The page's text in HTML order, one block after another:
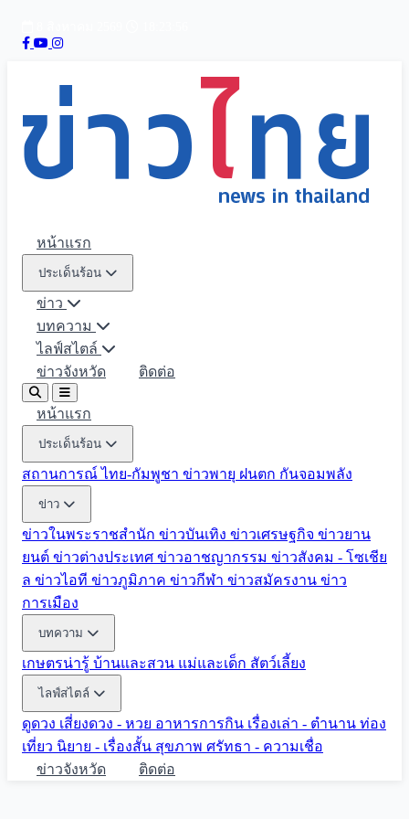
หน้าแรก
ประเด็นร้อน
ข่าว
บทความ
ไลฟ์สไตล์
ข่าวจังหวัด
ติดต่อ
หน้าแรก
ประเด็นร้อน
สถานการณ์ ไทย-กัมพูชา ข่าวพายุ ฝนตก กันจอมพลัง
ข่าว
ข่าวในพระราชสำนัก ข่าวบันเทิง ข่าวเศรษฐกิจ ข่าวยาน
ยนต์ ข่าวต่างประเทศ ข่าวอาชญากรรม ข่าวสังคม - โซเชีย
ล ข่าวไอที ข่าวภูมิภาค ข่าวกีฬา ข่าวสมัครงาน ข่าว
การเมือง
บทความ
เกษตรน่ารู้ บ้านและสวน แม่และเด็ก สัตว์เลี้ยง
ไลฟ์สไตล์
ดูดวง เสี่ยงดวง - หวย อาหารการกิน เรื่องเล่า - ตำนาน ท่อง
เที่ยว นิยาย - เรื่องสั้น สุขภาพ ศรัทธา - ความเชื่อ
ข่าวจังหวัด
ติดต่อ